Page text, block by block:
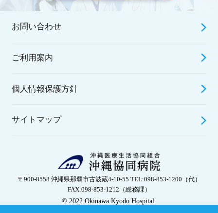
お問い合わせ
ご利用案内
個人情報保護方針
サイトマップ
〒900-8558 沖縄県那覇市古波蔵4-10-55 TEL:098-853-1200（代）
FAX:098-853-1212（総務課）
© 2022 Okinawa Kyodo Hospital.